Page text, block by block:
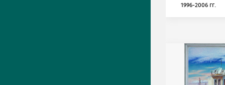
1996-2006 гг.